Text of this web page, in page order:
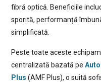
fibră optică. Beneficiile
sporită, performanță
simplificată.
Peste toate aceste
centralizată bazată pe
Plus (AMF Plus), o suită